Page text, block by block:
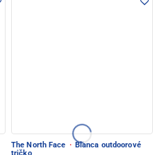
The North Face · Blanca outdoorové